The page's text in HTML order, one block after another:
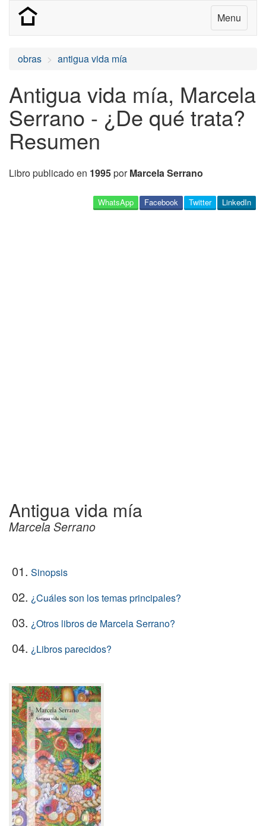
Menu
obras antigua vida mía
Antigua vida mía, Marcela
Serrano - ¿De qué trata?
Resumen
Libro publicado en 1995porMarcela Serrano
LinkedIn
Twitter
Facebook
WhatsApp
Antigua vida mía
Marcela Serrano
01. Sinopsis
02. ¿Cuáles son los temas principales?
03. ¿Otros libros de Marcela Serrano?
04. ¿Libros parecidos?